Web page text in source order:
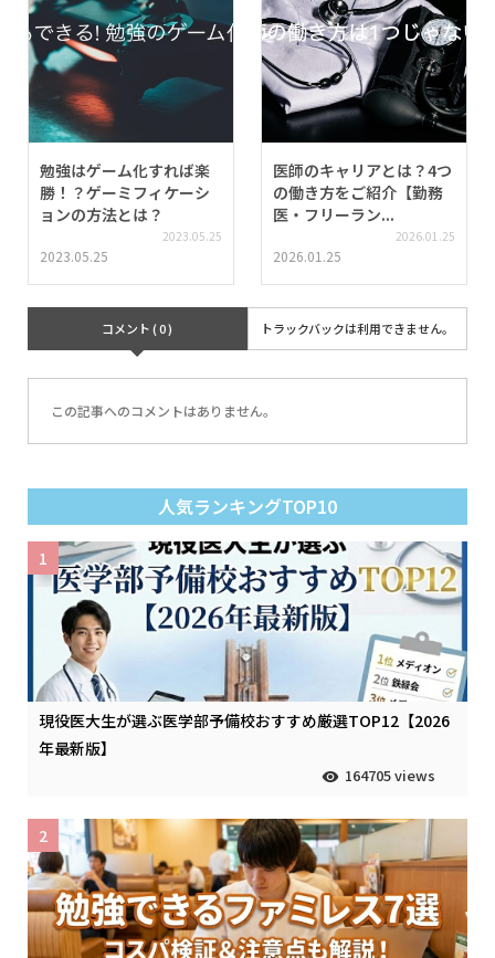
勉強はゲーム化すれば楽
勝！？ゲーミフィケーシ
ョンの方法とは？
2023.05.25
2023.05.25
医師のキャリアとは？4つ
の働き方をご紹介【勤務
医・フリーラン...
2026.01.25
2026.01.25
コメント ( 0 ) トラックバックは利用できません。
この記事へのコメントはありません。
人気ランキングTOP10
現役医大生が選ぶ医学部予備校おすすめ厳選TOP12【2026
年最新版】
164705 views
1
2